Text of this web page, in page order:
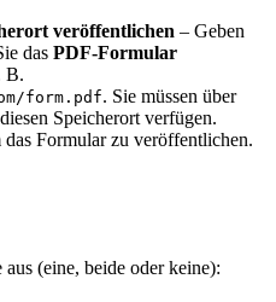
veröffentlichen – Geben
das PDF-Formular
B.
form.pdf. Sie müssen über
Speicherort verfügen.
das Formular zu veröffentlichen.
(eine, beide oder keine):